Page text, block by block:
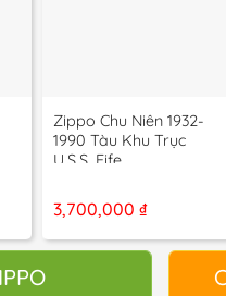
Zippo Chu Niên 1932-
1990 Tàu Khu Trục
U.S.S. Fife
3,700,000₫